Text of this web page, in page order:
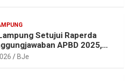
Setujui Raperda
APBD 2025,
Rekomendasi
BJe